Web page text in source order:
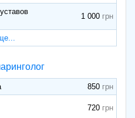
1 000
850
720